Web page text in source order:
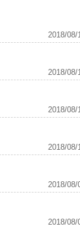
2018/
2018/
2018/
2018/
2018/
2018/